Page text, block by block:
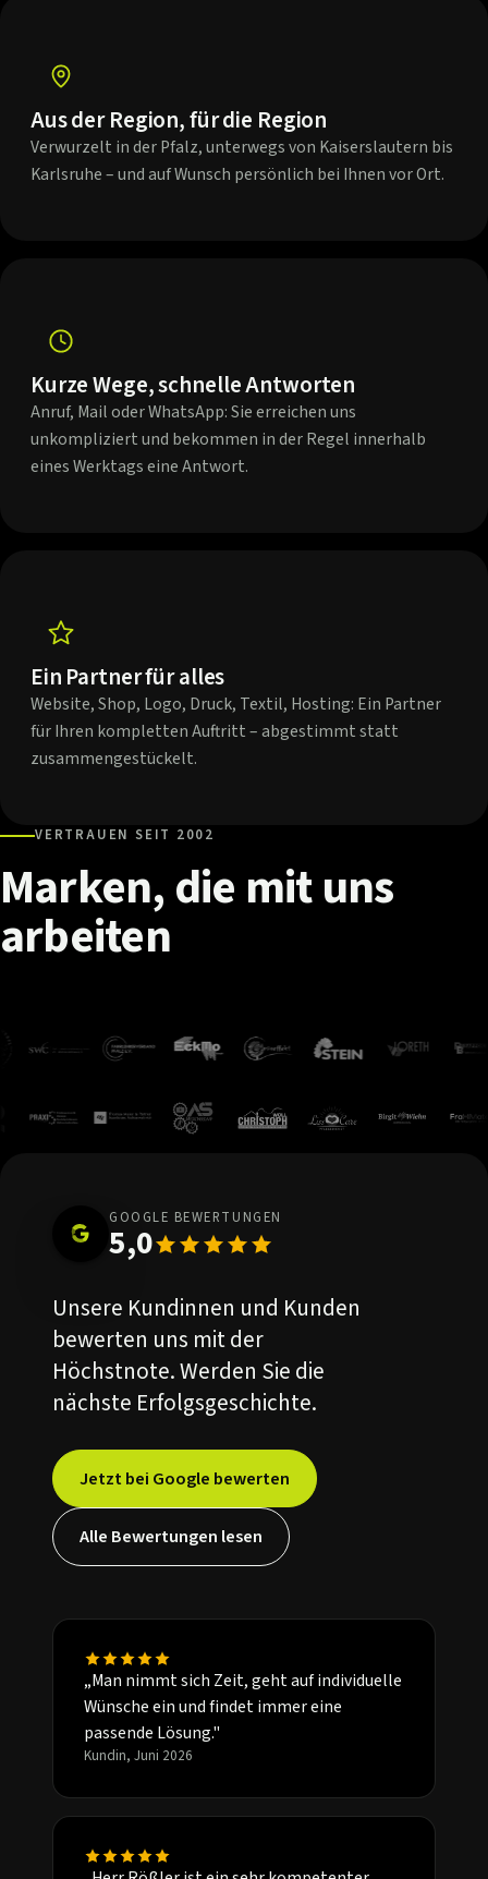
Aus der Region, für die Region
Verwurzelt in der Pfalz, unterwegs von Kaiserslautern bis
Karlsruhe – und auf Wunsch persönlich bei Ihnen vor Ort.
Kurze Wege, schnelle Antworten
Anruf, Mail oder WhatsApp: Sie erreichen uns
unkompliziert und bekommen in der Regel innerhalb
eines Werktags eine Antwort.
Ein Partner für alles
Website, Shop, Logo, Druck, Textil, Hosting: Ein Partner
für Ihren kompletten Auftritt – abgestimmt statt
zusammengestückelt.
VERTRAUEN SEIT 2002
Marken,die mituns
arbeiten
GOOGLE BEWERTUNGEN
5,0
Unsere Kundinnen und Kunden
bewerten uns mit der
Höchstnote. Werden Sie die
nächste Erfolgsgeschichte.
Jetzt bei Google bewerten
Alle Bewertungen lesen
„Man nimmt sich Zeit, geht auf individuelle
Wünsche ein und findet immer eine
passende Lösung."
Kundin, Juni 2026